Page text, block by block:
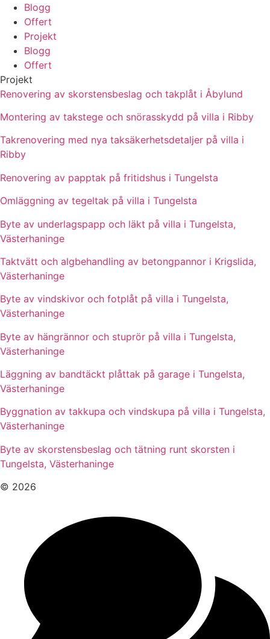
Blogg
Offert
Projekt
Blogg
Offert
Projekt
Renovering av skorstensbeslag och takplåt i Åbylund
Montering av takstege och snörasskydd på villa i Ribby
Takrenovering med nya taksäkerhetsdetaljer på villa i
Ribby
Renovering av papptak på fritidshus i Tungelsta
Omläggning av tegeltak på villa i Tungelsta
Byte av underlagspapp och läkt på villa i Tungelsta,
Västerhaninge
Taktvätt och algbehandling av betongpannor i Krigslida,
Västerhaninge
Byte av vindskivor och fotplåt på villa i Tungelsta,
Västerhaninge
Byte av hängrännor och stuprör på villa i Tungelsta,
Västerhaninge
Läggning av bandtäckt plåttak på garage i Tungelsta,
Västerhaninge
Byggnation av takkupa och vindskupa på villa i Tungelsta,
Västerhaninge
Byte av skorstensbeslag och tätning runt skorsten i
Tungelsta, Västerhaninge
© 2026